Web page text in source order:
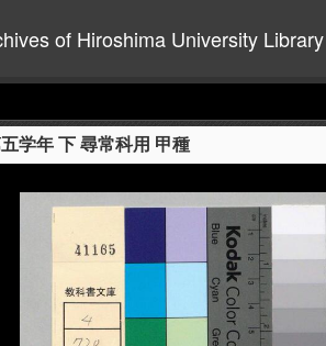
of Hiroshima University Library
学年 下 尋常科用 甲種